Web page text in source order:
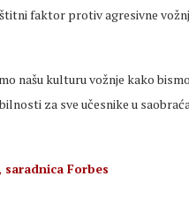
faktor protiv agresivne
našu kulturu vožnje kako
za sve učesnike u
Forbes